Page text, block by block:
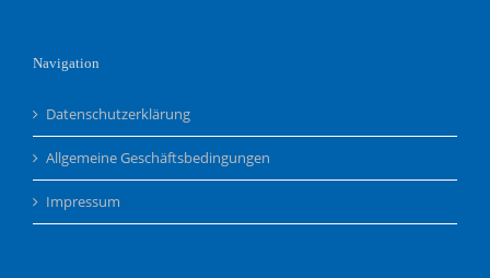
Navigation
Datenschutzerklärung
Allgemeine Geschäftsbedingungen
Impressum